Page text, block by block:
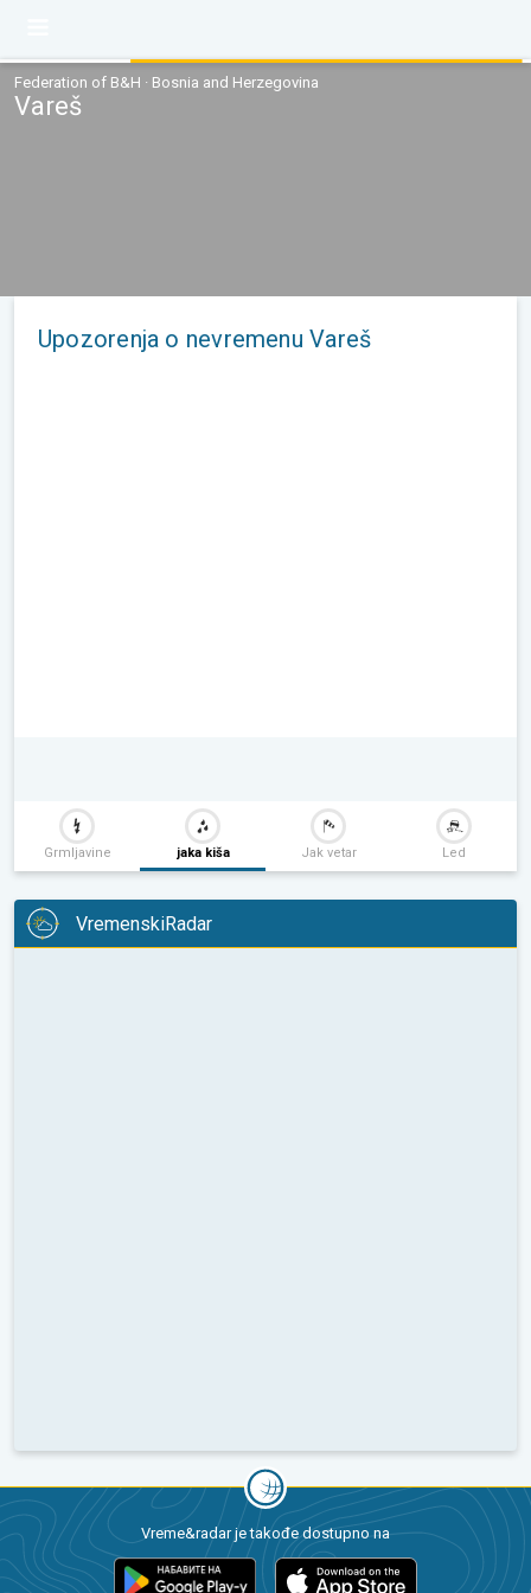
Federation of B&H · Bosnia and Herzegovina
Vareš
Upozorenja o nevremenu Vareš
Grmljavine jaka kiša Jak vetar Led
VremenskiRadar
Vreme&radar je takođe dostupno na